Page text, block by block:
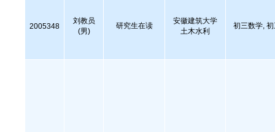
2005348
刘教员
(男)
研究生在读
安徽建筑大学
土木水利
初三数学,